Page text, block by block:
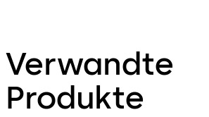
Verwandte
Produkte